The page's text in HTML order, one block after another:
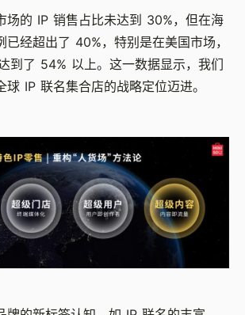
场的 IP 销售占比未达到 30%，但在海
已经超出了 40%，特别是在美国市场，
到了 54% 以上。这一数据显示，我们
球 IP 联名集合店的战略定位迈进。